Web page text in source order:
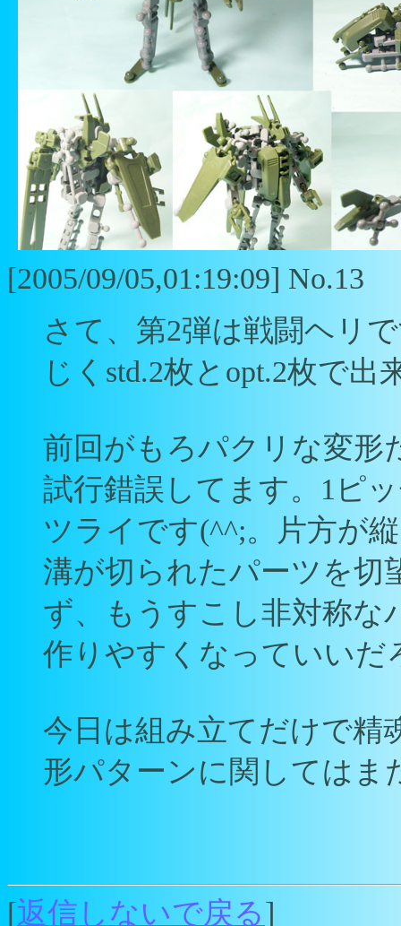
[2005/09/05,01:19:09] No.13
さて、第2弾は戦闘ヘリ
じくstd.2枚とopt.2枚で出
前回がもろパクリな変形
試行錯誤してます。1ピ
ツライです(^^;。片方が
溝が切られたパーツを切
ず、もうすこし非対称な
作りやすくなっていいだ
今日は組み立てだけで精
形パターンに関してはま
[返信しないで戻る]